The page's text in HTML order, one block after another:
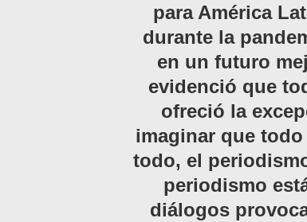
para América
durante la
en un futuro
evidenció que
ofreció la
imaginar que
todo, el
periodismo
diálogos